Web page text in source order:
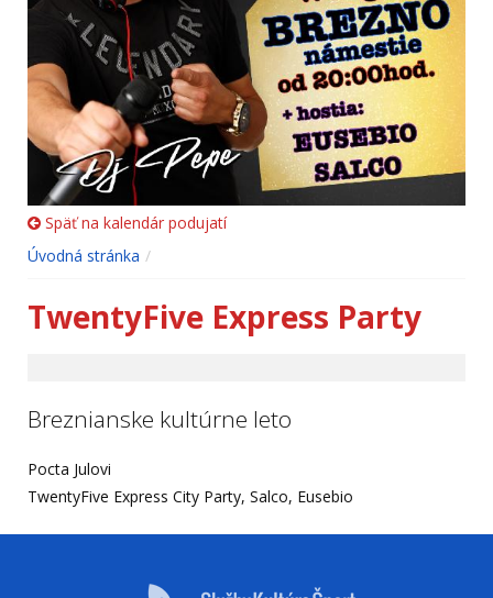
Späť na kalendár podujatí
Úvodná stránka
TwentyFive Express Party
Breznianske kultúrne leto
Pocta Julovi
TwentyFive Express City Party, Salco, Eusebio